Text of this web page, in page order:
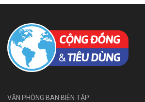
VĂN PHÒNG BAN BIÊN TẬP